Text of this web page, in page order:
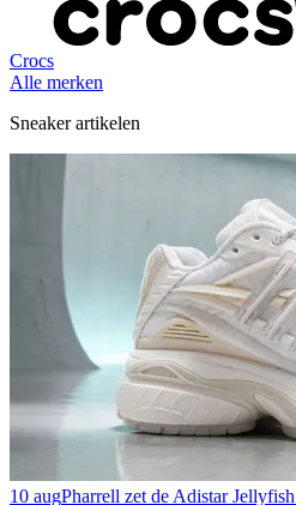
Crocs
Alle merken
Sneaker artikelen
10 augPharrell zet de Adistar